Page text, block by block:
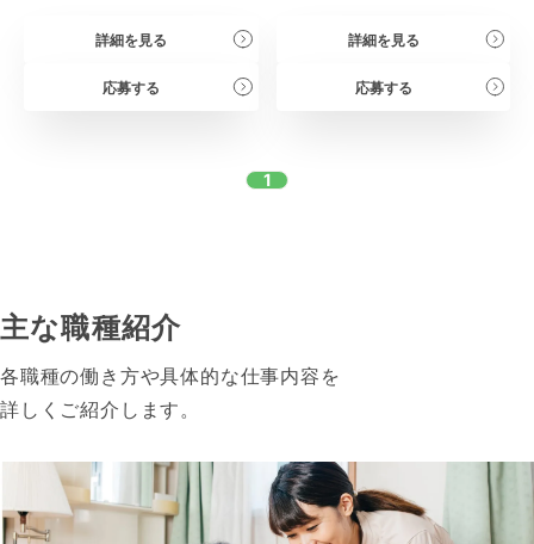
詳細を見る
応募する
詳細を見る
応募する
1
主な職種紹介
各職種の働き方や具体的な仕事内容を
詳しくご紹介します。